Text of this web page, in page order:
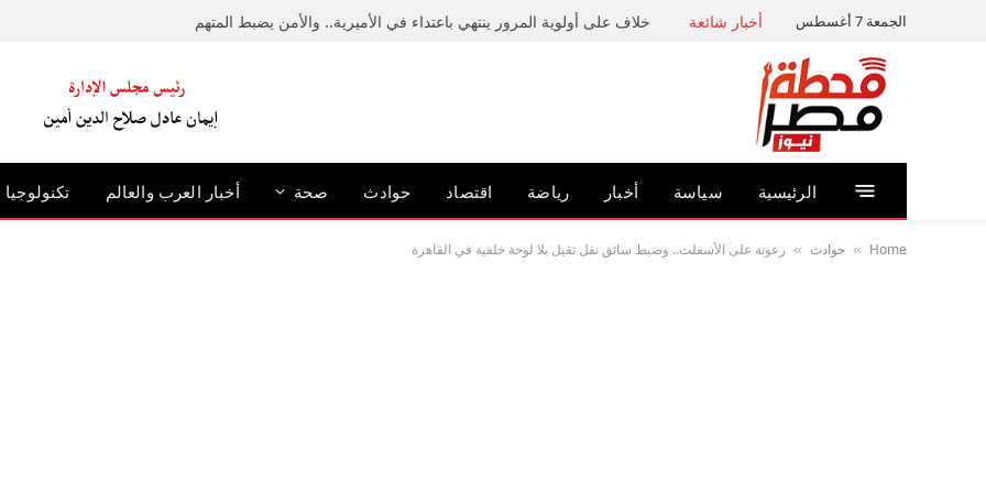
الجمعة 7 أغسطس أخبار شائعة خلاف على أولوية المرور ينتهي باعتداء في الأميرية.. والأمن يضبط المتهم
الرئيسية سياسة أخبار رياضة اقتصاد حوادث صحة أخبار العرب والعالم تكنولوجيا
Home
» حوادث » رعونة على الأسفلت.. وضبط سائق نقل ثقيل بلا لوحة خلفية في القاهرة